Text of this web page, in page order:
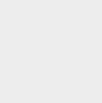
de Remich, 4 autres
ainsi que le très réputé
Les amateurs de
le ski nautique et la
de la Moselle